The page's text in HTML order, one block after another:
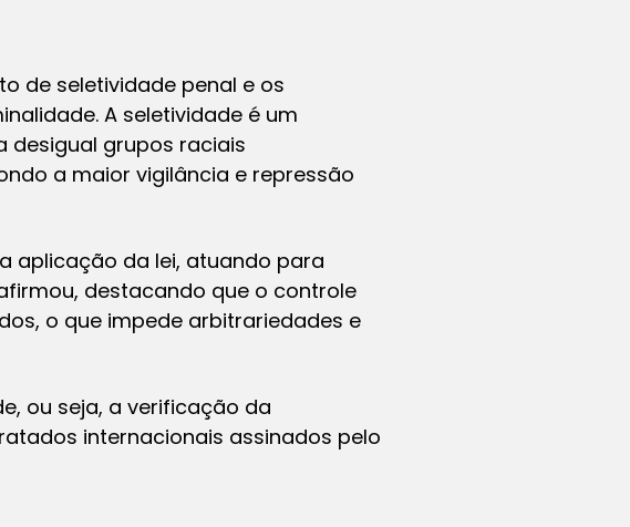
de seletividade penal e os
A seletividade é um
desigual grupos raciais
a maior vigilância e repressão
aplicação da lei, atuando para
destacando que o controle
o que impede arbitrariedades e
ou seja, a verificação da
internacionais assinados pelo